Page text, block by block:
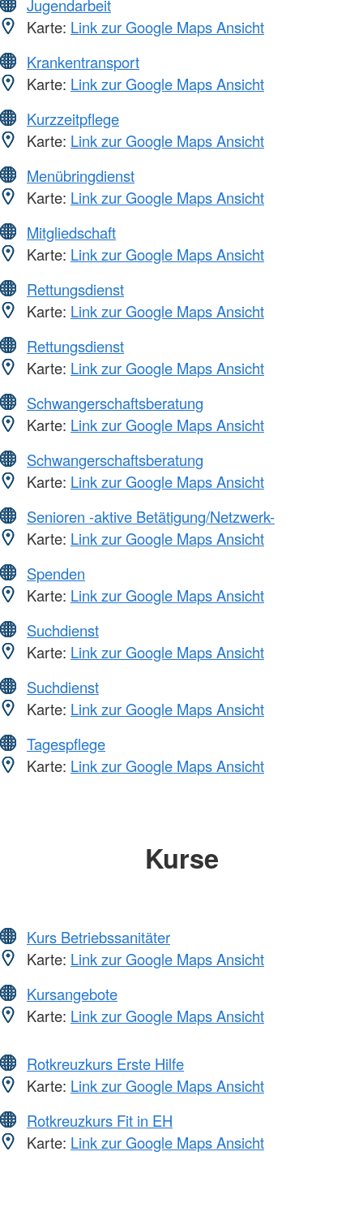
Jugendarbeit
Karte: Link zur Google Maps Ansicht
Krankentransport
Karte: Link zur Google Maps Ansicht
Kurzzeitpflege
Karte: Link zur Google Maps Ansicht
Menübringdienst
Karte: Link zur Google Maps Ansicht
Mitgliedschaft
Karte: Link zur Google Maps Ansicht
Rettungsdienst
Karte: Link zur Google Maps Ansicht
Rettungsdienst
Karte: Link zur Google Maps Ansicht
Schwangerschaftsberatung
Karte: Link zur Google Maps Ansicht
Schwangerschaftsberatung
Karte: Link zur Google Maps Ansicht
Senioren -aktive Betätigung/Netzwerk-
Karte: Link zur Google Maps Ansicht
Spenden
Karte: Link zur Google Maps Ansicht
Suchdienst
Karte: Link zur Google Maps Ansicht
Suchdienst
Karte: Link zur Google Maps Ansicht
Tagespflege
Karte: Link zur Google Maps Ansicht
Kurse
Kurs Betriebssanitäter
Karte: Link zur Google Maps Ansicht
Kursangebote
Karte: Link zur Google Maps Ansicht
Rotkreuzkurs Erste Hilfe
Karte: Link zur Google Maps Ansicht
Rotkreuzkurs Fit in EH
Karte: Link zur Google Maps Ansicht